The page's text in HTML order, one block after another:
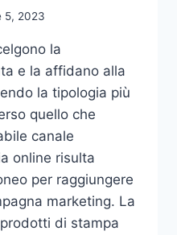
5, 2023
la
e la affidano alla
la tipologia più
quello che
canale
online risulta
per raggiungere
marketing. La
di stampa